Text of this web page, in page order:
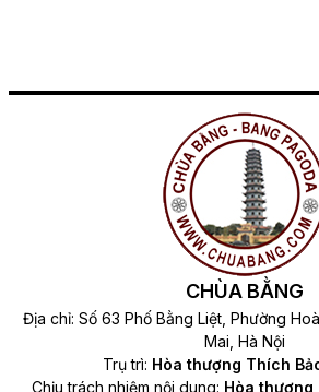
CHÙA BẰNG
Địa chỉ: Số 63 Phố Bằng Liệt, Phường
Mai, Hà Nội
Trụ trì: Hòa thượng Thích
Chịu trách nhiệm nội dung: Hòa thượng